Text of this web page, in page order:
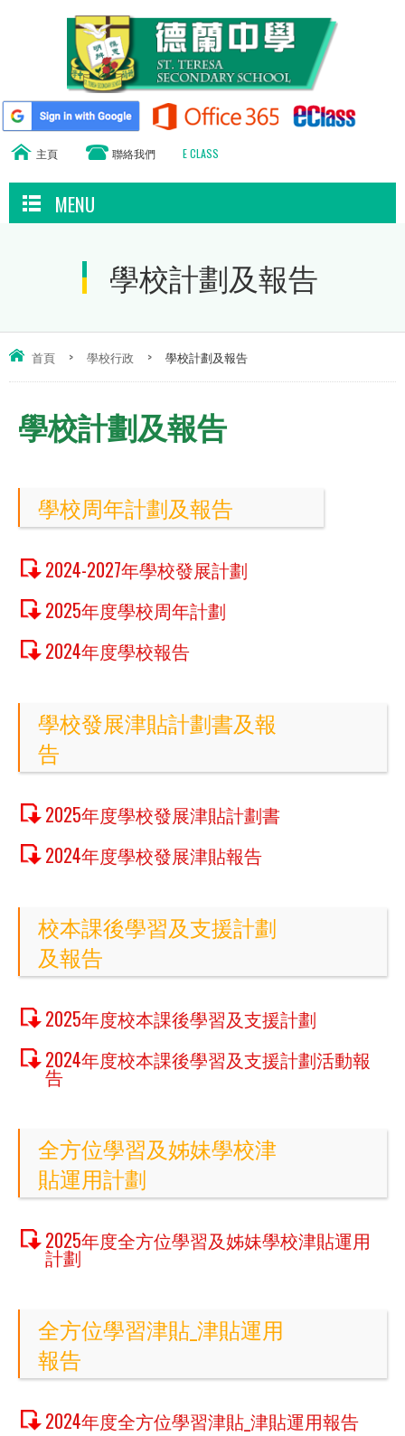
主頁 聯絡我們 E CLASS
MENU
學校計劃及報告
首頁 > 學校行政 > 學校計劃及報告
學校計劃及報告
學校周年計劃及報告
2024-2027年學校發展計劃
2025年度學校周年計劃
2024年度學校報告
學校發展津貼計劃書及報
告
2025年度學校發展津貼計劃書
2024年度學校發展津貼報告
校本課後學習及支援計劃
及報告
2025年度校本課後學習及支援計劃
2024年度校本課後學習及支援計劃活動報
告
全方位學習及姊妹學校津
貼運用計劃
2025年度全方位學習及姊妹學校津貼運用
計劃
全方位學習津貼_津貼運用
報告
2024年度全方位學習津貼_津貼運用報告